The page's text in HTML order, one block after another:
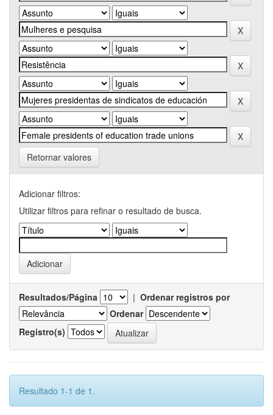
Retornar valores
Adicionar filtros:
Utilizar filtros para refinar o resultado de busca.
Resultados/Página | Ordenar registros por
Ordenar
Registro(s)
Resultado 1-1 de 1.